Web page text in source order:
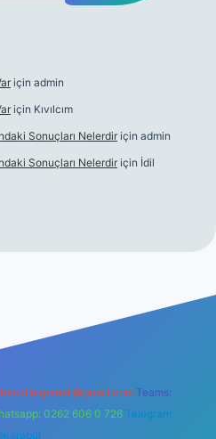
için admin
için Kıvılcım
Sonuçları Nelerdir için admin
Sonuçları Nelerdir için İdil
backlinkpaneli@gmail.com Teams:
0262 606 0 726 Telegram: